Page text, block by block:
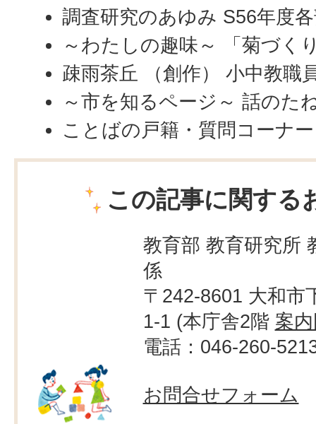
調査研究のあゆみ S56年度
～わたしの趣味～ 「菊づく
疎雨茶丘 （創作） 小中教職
～市を知るページ～ 話のた
ことばの戸籍・質問コーナー
この記事に関する
教育部 教育研究所
係
〒242-8601 大和市
1-1 (本庁舎2階 案
電話：046-260-
お問合せフォーム